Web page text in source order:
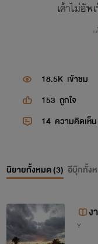
เค้าไม่อัพ
เพราะเค้าไม่ได้ตั้ง
18.5K เข้าชม
153 ถูกใจ
14 ความคิดเห็น
นิยายทั้งหมด (3) อีบุ๊กทั้ง
ง
Y